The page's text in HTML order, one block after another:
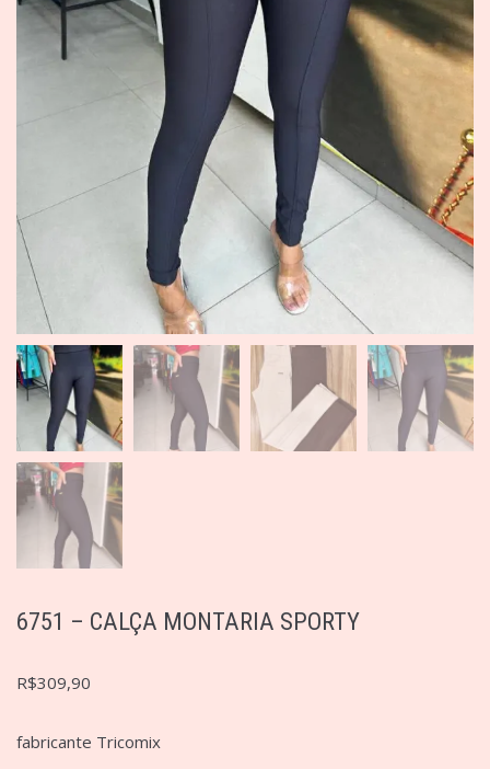
6751 – CALÇA MONTARIA SPORTY
R$309,90
fabricante Tricomix